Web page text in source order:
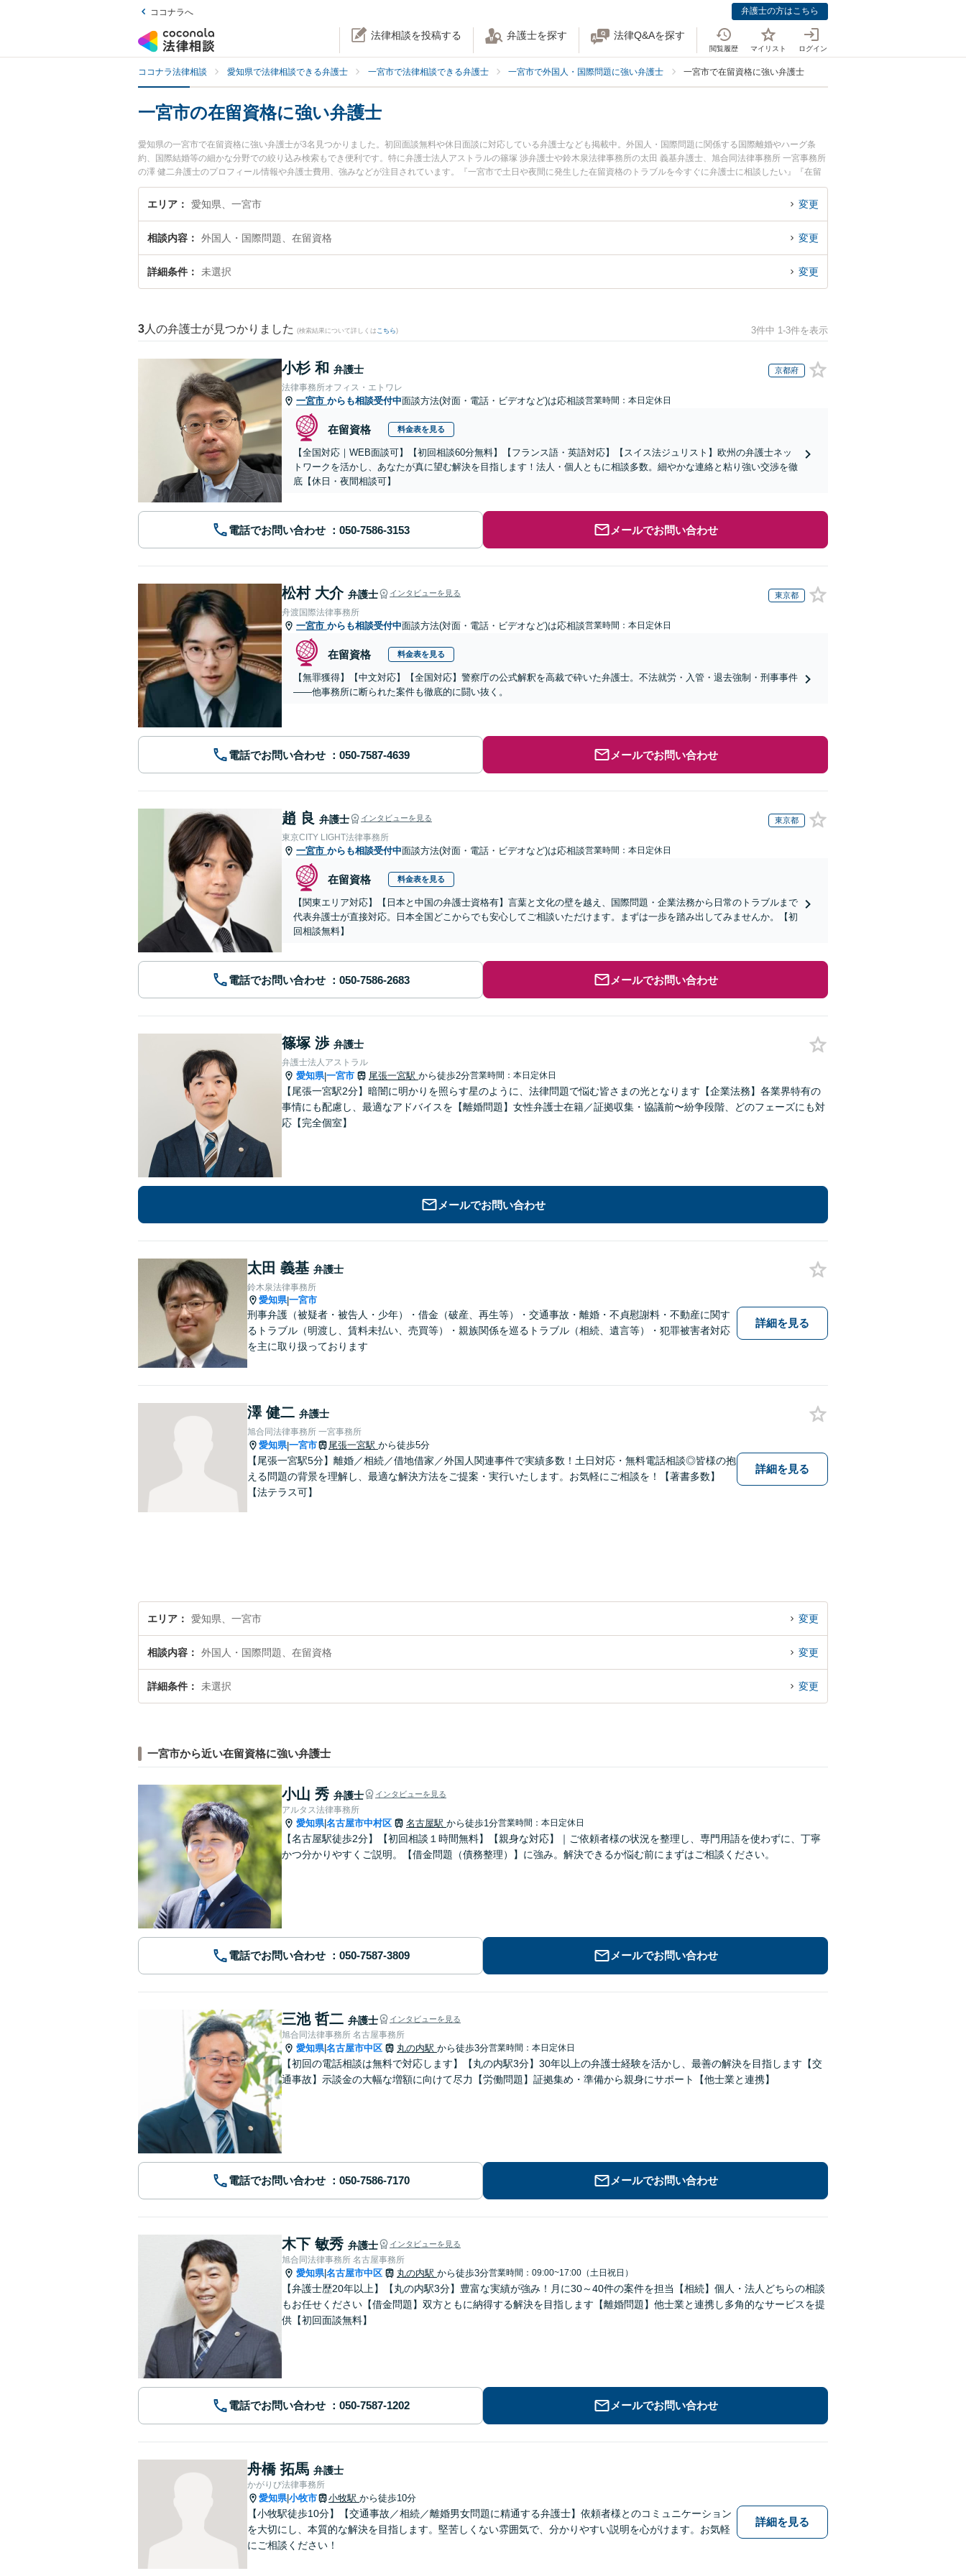
ココナラへ 弁護士の方はこちら
法律相談を投稿する 弁護士を探す 法律Q&Aを探す
閲覧履歴 マイリスト ログイン
ココナラ法律相談 愛知県で法律相談できる弁護士 一宮市で法律相談できる弁護士 一宮市で外国人・国際問題に強い弁護士 一宮市で在留資格に強い弁護士
一宮市の在留資格に強い弁護士
愛知県の一宮市で在留資格に強い弁護士が3名見つかりました。初回面談無料や休日面談に対応している弁護士なども掲載中。外国人・国際問題に関係する国際離婚やハーグ条
約、国際結婚等の細かな分野での絞り込み検索もでき便利です。特に弁護士法人アストラルの篠塚 渉弁護士や鈴木泉法律事務所の太田 義基弁護士、旭合同法律事務所 一宮事務所
の澤 健二弁護士のプロフィール情報や弁護士費用、強みなどが注目されています。『一宮市で土日や夜間に発生した在留資格のトラブルを今すぐに弁護士に相談したい』『在留
資格のトラブル解決の実績豊富な近くの弁護士を検索したい』『初回相談無料で在留資格を法律相談できる一宮市内の弁護士に相談予約したい』などでお困りの相談者さんにおす
すめです。
エリア 愛知県、一宮市 変更
相談内容 外国人・国際問題、在留資格 変更
詳細条件 未選択 変更
3 人の弁護士が見つかりました (検索結果について詳しくは こちら) 3件中 1-3件を表示
小杉 和 弁護士 京都府
法律事務所オフィス・エトワレ
一宮市 からも相談受付中面談方法(対面・電話・ビデオなど)は応相談営業時間：本日定休日
在留資格 料金表を見る
【全国対応｜WEB面談可】【初回相談60分無料】【フランス語・英語対応】【スイス法ジュリスト】欧州の弁護士ネッ
トワークを活かし、あなたが真に望む解決を目指します！法人・個人ともに相談多数。細やかな連絡と粘り強い交渉を徹
底【休日・夜間相談可】
電話でお問い合わせ メールでお問い合わせ
松村 大介 弁護士 インタビューを見る 東京都
舟渡国際法律事務所
一宮市 からも相談受付中面談方法(対面・電話・ビデオなど)は応相談営業時間：本日定休日
在留資格 料金表を見る
【無罪獲得】【中文対応】【全国対応】警察庁の公式解釈を高裁で砕いた弁護士。不法就労・入管・退去強制・刑事事件
——他事務所に断られた案件も徹底的に闘い抜く。
電話でお問い合わせ メールでお問い合わせ
趙 良 弁護士 インタビューを見る 東京都
東京CITY LIGHT法律事務所
一宮市 からも相談受付中面談方法(対面・電話・ビデオなど)は応相談営業時間：本日定休日
在留資格 料金表を見る
【関東エリア対応】【日本と中国の弁護士資格有】言葉と文化の壁を越え、国際問題・企業法務から日常のトラブルまで
代表弁護士が直接対応。日本全国どこからでも安心してご相談いただけます。まずは一歩を踏み出してみませんか。【初
回相談無料】
電話でお問い合わせ メールでお問い合わせ
篠塚 渉 弁護士
弁護士法人アストラル
愛知県|一宮市 尾張一宮駅 から徒歩2分営業時間：本日定休日
【尾張一宮駅2分】暗闇に明かりを照らす星のように、法律問題で悩む皆さまの光となります【企業法務】各業界特有の
事情にも配慮し、最適なアドバイスを【離婚問題】女性弁護士在籍／証拠収集・協議前〜紛争段階、どのフェーズにも対
応【完全個室】
メールでお問い合わせ
太田 義基 弁護士
鈴木泉法律事務所
愛知県|一宮市
刑事弁護（被疑者・被告人・少年）・借金（破産、再生等）・交通事故・離婚・不貞慰謝料・不動産に関す
るトラブル（明渡し、賃料未払い、売買等）・親族関係を巡るトラブル（相続、遺言等）・犯罪被害者対応
を主に取り扱っております
詳細を見る
澤 健二 弁護士
旭合同法律事務所 一宮事務所
愛知県|一宮市 尾張一宮駅 から徒歩5分
【尾張一宮駅5分】離婚／相続／借地借家／外国人関連事件で実績多数！土日対応・無料電話相談◎皆様の抱
える問題の背景を理解し、最適な解決方法をご提案・実行いたします。お気軽にご相談を！【著書多数】
【法テラス可】
詳細を見る
エリア 愛知県、一宮市 変更
相談内容 外国人・国際問題、在留資格 変更
詳細条件 未選択 変更
一宮市から近い在留資格に強い弁護士
小山 秀 弁護士 インタビューを見る
アルタス法律事務所
愛知県|名古屋市中村区 名古屋駅 から徒歩1分営業時間：本日定休日
【名古屋駅徒歩2分】【初回相談１時間無料】【親身な対応】｜ご依頼者様の状況を整理し、専門用語を使わずに、丁寧
かつ分かりやすくご説明。【借金問題（債務整理）】に強み。解決できるか悩む前にまずはご相談ください。
電話でお問い合わせ メールでお問い合わせ
三池 哲二 弁護士 インタビューを見る
旭合同法律事務所 名古屋事務所
愛知県|名古屋市中区 丸の内駅 から徒歩3分営業時間：本日定休日
【初回の電話相談は無料で対応します】【丸の内駅3分】30年以上の弁護士経験を活かし、最善の解決を目指します【交
通事故】示談金の大幅な増額に向けて尽力【労働問題】証拠集め・準備から親身にサポート【他士業と連携】
電話でお問い合わせ メールでお問い合わせ
木下 敏秀 弁護士 インタビューを見る
旭合同法律事務所 名古屋事務所
愛知県|名古屋市中区 丸の内駅 から徒歩3分営業時間：09:00~17:00（土日祝日）
【弁護士歴20年以上】【丸の内駅3分】豊富な実績が強み！月に30～40件の案件を担当【相続】個人・法人どちらの相談
もお任せください【借金問題】双方ともに納得する解決を目指します【離婚問題】他士業と連携し多角的なサービスを提
供【初回面談無料】
電話でお問い合わせ メールでお問い合わせ
舟橋 拓馬 弁護士
かがりび法律事務所
愛知県|小牧市 小牧駅 から徒歩10分
【小牧駅徒歩10分】【交通事故／相続／離婚男女問題に精通する弁護士】依頼者様とのコミュニケーション
を大切にし、本質的な解決を目指します。堅苦しくない雰囲気で、分かりやすい説明を心がけます。お気軽
にご相談ください！
詳細を見る